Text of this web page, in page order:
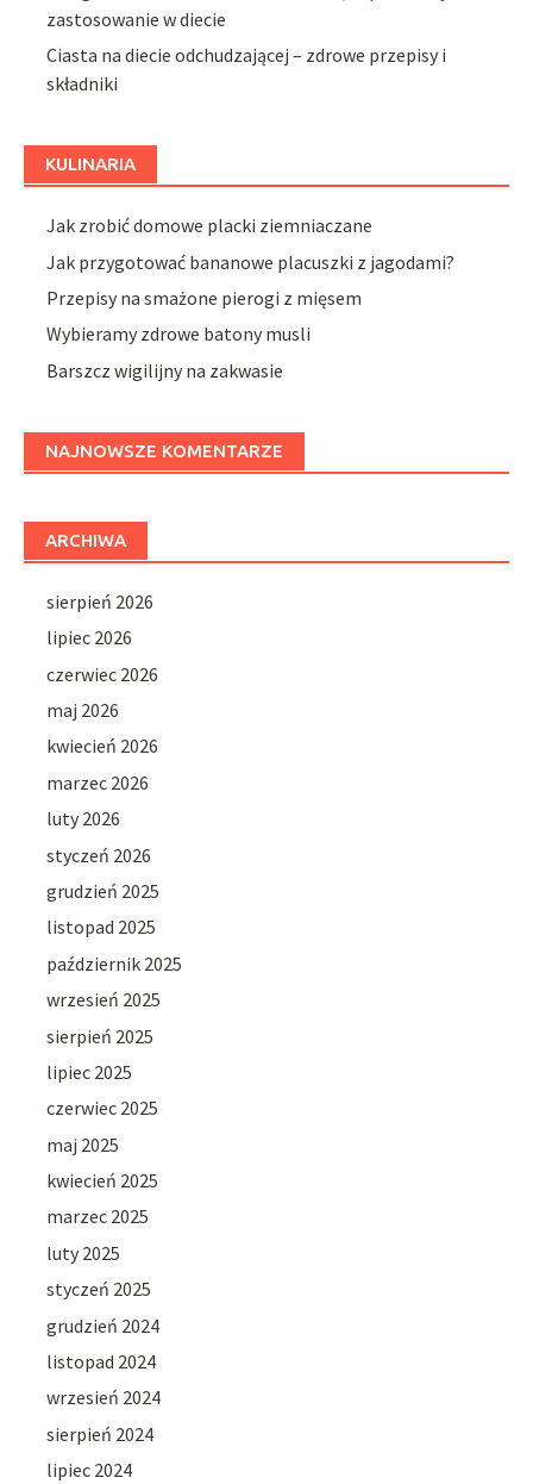
zastosowanie w diecie
Ciasta na diecie odchudzającej – zdrowe przepisy i
składniki
KULINARIA
Jak zrobić domowe placki ziemniaczane
Jak przygotować bananowe placuszki z jagodami?
Przepisy na smażone pierogi z mięsem
Wybieramy zdrowe batony musli
Barszcz wigilijny na zakwasie
NAJNOWSZE KOMENTARZE
ARCHIWA
sierpień 2026
lipiec 2026
czerwiec 2026
maj 2026
kwiecień 2026
marzec 2026
luty 2026
styczeń 2026
grudzień 2025
listopad 2025
październik 2025
wrzesień 2025
sierpień 2025
lipiec 2025
czerwiec 2025
maj 2025
kwiecień 2025
marzec 2025
luty 2025
styczeń 2025
grudzień 2024
listopad 2024
wrzesień 2024
sierpień 2024
lipiec 2024